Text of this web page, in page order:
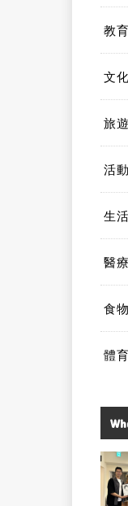
教
文
旅
活
生
醫
食
體